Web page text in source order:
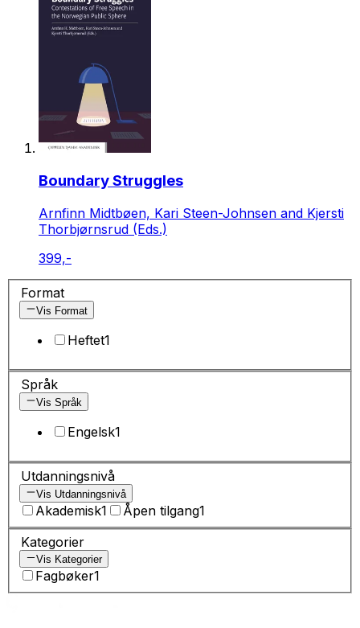
Boundary Struggles
Arnfinn Midtbøen, Kari Steen-Johnsen and Kjersti
Thorbjørnsrud (Eds.)
399,-
Format
Vis Format
Heftet1
Språk
Vis Språk
Engelsk1
Utdanningsnivå
Vis Utdanningsnivå
Akademisk1 Åpen tilgang1
Kategorier
Vis Kategorier
Fagbøker1